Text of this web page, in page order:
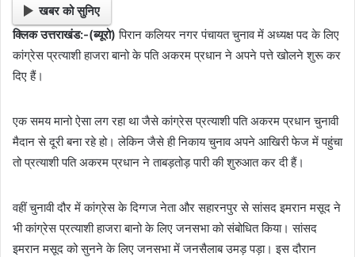
m
a
खबर को सुनिए
क्लिक उत्तराखंड:-(ब्यूरो) पिरान कलियर नगर पंचायत चुनाव में अध्यक्ष पद के लिए
कांग्रेस प्रत्याशी हाजरा बानो के पति अकरम प्रधान ने अपने पत्ते खोलने शुरू कर
दिए हैं।
एक समय मानो ऐसा लग रहा था जैसे कांग्रेस प्रत्याशी पति अकरम प्रधान चुनावी
मैदान से दूरी बना रहे हो। लेकिन जैसे ही निकाय चुनाव अपने आखिरी फेज में पहुंचा
तो प्रत्याशी पति अकरम प्रधान ने ताबड़तोड़ पारी की शुरुआत कर दी हैं।
वहीं चुनावी दौर में कांग्रेस के दिग्गज नेता और सहारनपुर से सांसद इमरान मसूद ने
भी कांग्रेस प्रत्याशी हाजरा बानो के लिए जनसभा को संबोधित किया। सांसद
इमरान मसूद को सुनने के लिए जनसभा में जनसैलाब उमड़ पड़ा। इस दौरान